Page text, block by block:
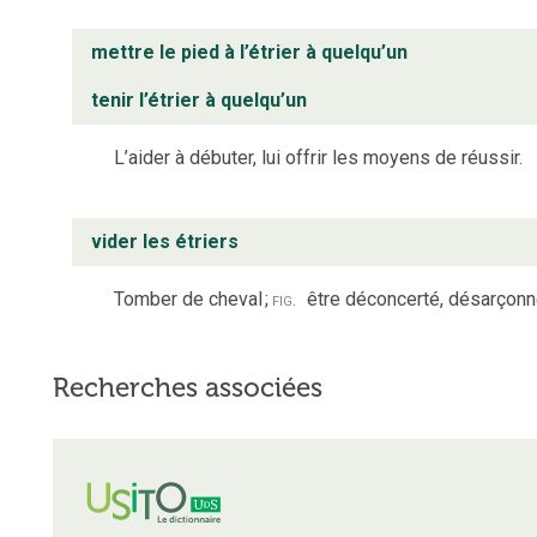
mettre le pied à l’étrier à quelqu’un
tenir l’étrier à quelqu’un
L’aider à débuter, lui offrir les moyens de réussir.
vider les étriers
Tomber de cheval; fig. être déconcerté,
Recherches associées